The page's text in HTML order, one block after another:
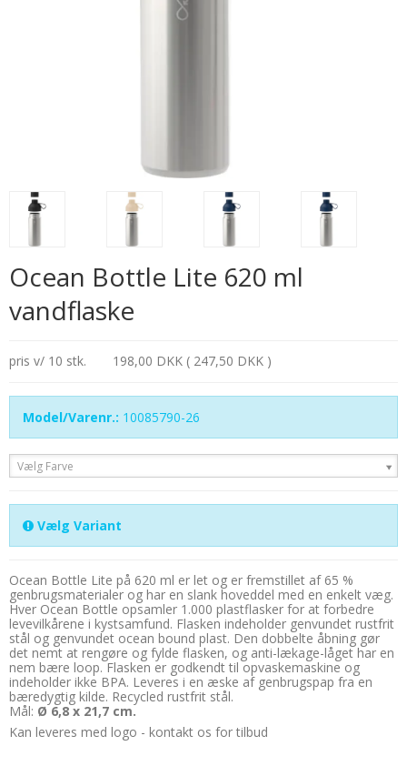
Ocean Bottle Lite 620 ml
vandflaske
pris v/ 10 stk. 198,00 DKK ( 247,50 DKK )
Model/Varenr.: 10085790-26
Vælg Farve
Vælg Variant
Ocean Bottle Lite på 620 ml er let og er fremstillet af 65 %
genbrugsmaterialer og har en slank hoveddel med en enkelt væg.
Hver Ocean Bottle opsamler 1.000 plastflasker for at forbedre
levevilkårene i kystsamfund. Flasken indeholder genvundet rustfrit
stål og genvundet ocean bound plast. Den dobbelte åbning gør
det nemt at rengøre og fylde flasken, og anti-lækage-låget har en
nem bære loop. Flasken er godkendt til opvaskemaskine og
indeholder ikke BPA. Leveres i en æske af genbrugspap fra en
bæredygtig kilde. Recycled rustfrit stål.
Mål: Ø 6,8 x 21,7 cm.
Kan leveres med logo - kontakt os for tilbud